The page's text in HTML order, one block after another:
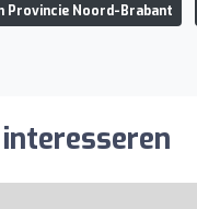
Provincie Noord-Brabant